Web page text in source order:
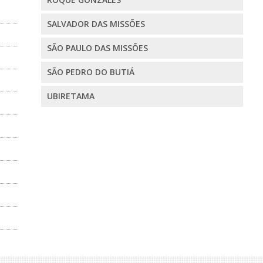
SALVADOR DAS MISSÕES
SÃO PAULO DAS MISSÕES
SÃO PEDRO DO BUTIÁ
UBIRETAMA